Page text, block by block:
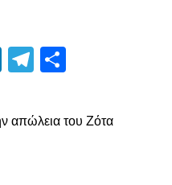
LinkedIn
Telegram
απώλεια του Ζότα